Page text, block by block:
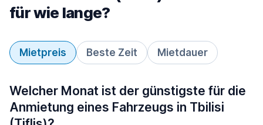
für wie lange?
Mietpreis Beste Zeit Mietdauer
Welcher Monat ist der günstigste für die
Anmietung eines Fahrzeugs in Tbilisi